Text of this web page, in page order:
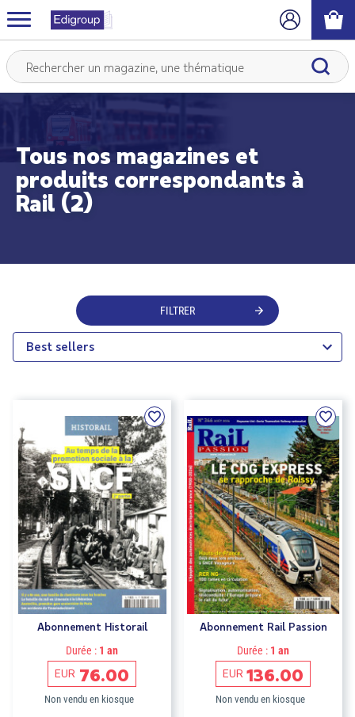
Tous nos magazines et
produits correspondants à
Rail (2)
FILTRER
Best sellers
Abonnement Historail
Durée : 1 an
EUR 76.00
Non vendu en kiosque
Abonnement Rail Passion
Durée : 1 an
EUR 136.00
Non vendu en kiosque